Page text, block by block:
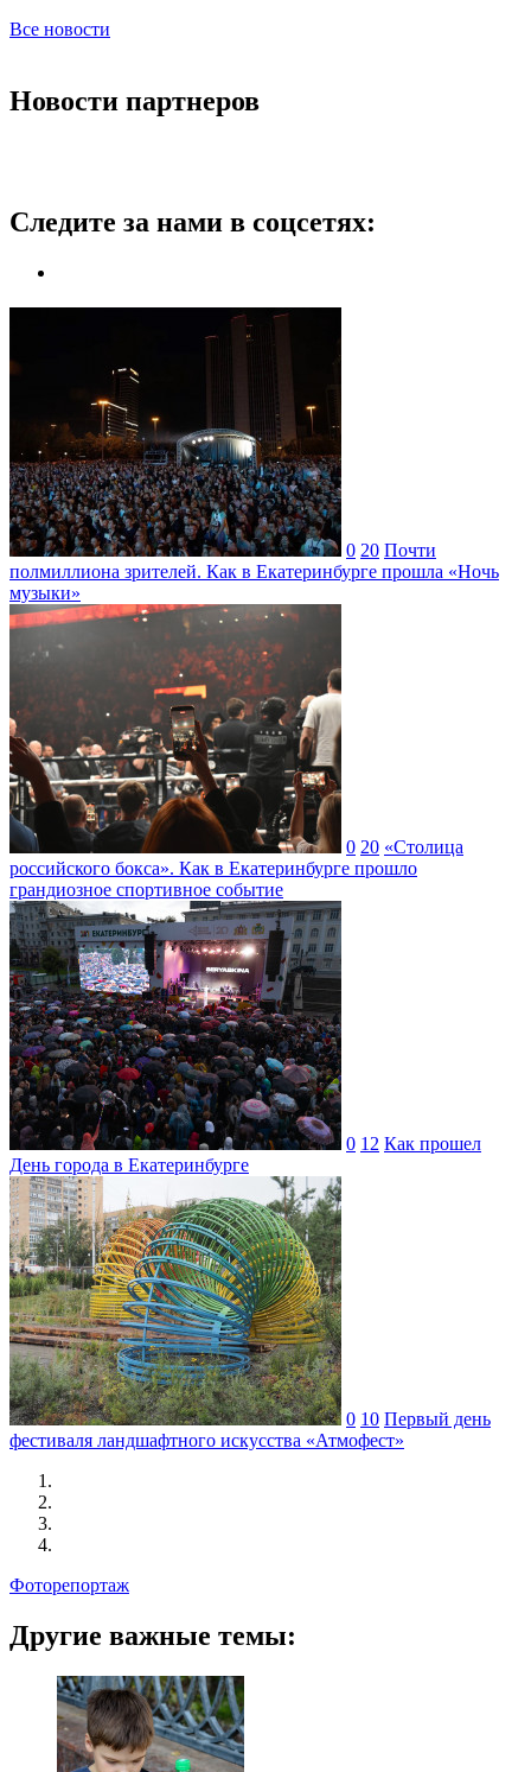
Все новости
Новости партнеров
Следите за нами в соцсетях:
0 20 Почти
полмиллиона зрителей. Как в Екатеринбурге прошла «Ночь
музыки»
0 20 «Столица
российского бокса». Как в Екатеринбурге прошло
грандиозное спортивное событие
0 12 Как прошел
День города в Екатеринбурге
0 10 Первый день
фестиваля ландшафтного искусства «Атмофест»
Фоторепортаж
Другие важные темы: